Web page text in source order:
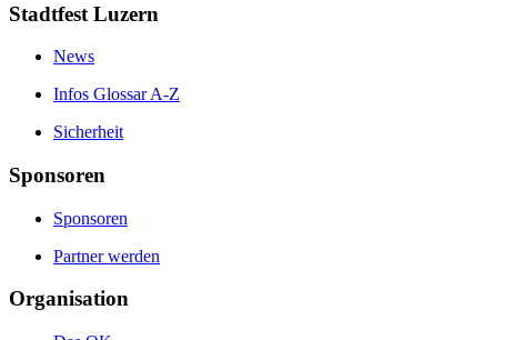
Stadtfest Luzern
News
Infos Glossar A-Z
Sicherheit
Sponsoren
Sponsoren
Partner werden
Organisation